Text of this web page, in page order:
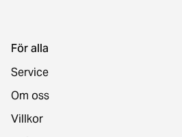
För alla
Service
Om oss
Villkor